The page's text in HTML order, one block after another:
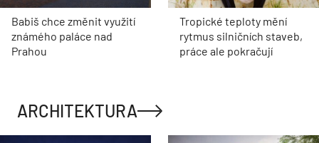
Babiš chce změnit využití
známého paláce nad
Prahou
Tropické teploty mění
rytmus silničních staveb,
práce ale pokračují
ARCHITEKTURA